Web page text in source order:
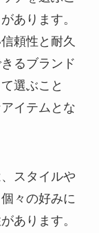
あります。
頼性と耐久
るブランド
選ぶこと
イテムとな
スタイルや
々の好みに
あります。